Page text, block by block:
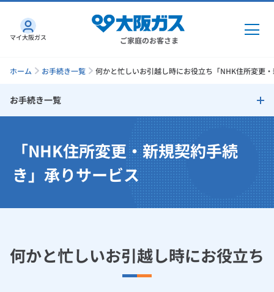
ご家庭のお客さま
ガス・電気トップ
GAS得プラン
電気トップ
まとめプラン紹介
インターネット
料金プラン
機器
マイ大阪ガス
ホーム お手続き一覧 何かと忙しいお引越し時にお役立ち「NHK住所変更
お手続き一覧
「NHK住所変更・新規契約手続
き」承りサービス
何かと忙しいお引越し時にお役立ち